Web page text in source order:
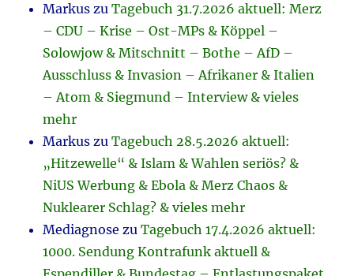
Markus zuTagebuch 31.7.2026 aktuell: Merz
– CDU – Krise – Ost-MPs & Köppel –
Solowjow & Mitschnitt – Bothe – AfD –
Ausschluss & Invasion – Afrikaner & Italien
– Atom & Siegmund – Interview & vieles
mehr
Markus zuTagebuch 28.5.2026 aktuell:
„Hitzewelle“ & Islam & Wahlen seriös? &
NiUS Werbung & Ebola & Merz Chaos &
Nuklearer Schlag? & vieles mehr
Mediagnose zuTagebuch 17.4.2026 aktuell:
1000. Sendung Kontrafunk aktuell &